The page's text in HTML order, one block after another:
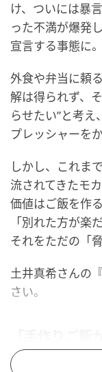
け、ついには暴
った不満が爆発
宣言する事態に。
外食や弁当に頼
解は得られず、
らせたい”と考
プレッシャーをか
しかし、これま
流されてきたモ
価値はご飯を作
「別れた方が楽
それをただの「
土井真希さんの
さい。
境が影響？